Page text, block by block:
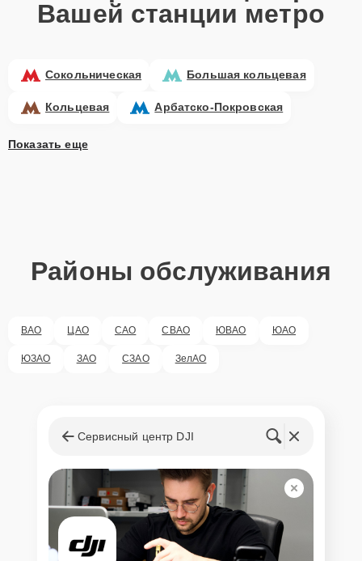
Вашей станции метро
Сокольническая Большая кольцевая
Кольцевая Арбатско-Покровская
Показать еще
Районы обслуживания
ВАО ЦАО САО СВАО ЮВАО ЮАО
ЮЗАО ЗАО СЗАО ЗелАО
Сервисный центр DJI